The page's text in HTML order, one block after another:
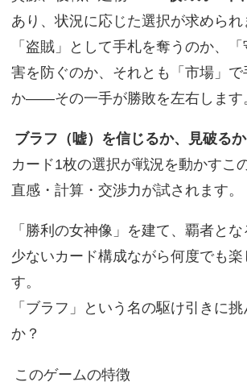
あり、状況に応じた選択が求められ
「盗賊」として手札を奪うのか、
害を防ぐのか、それとも「市場」
か——その一手が勝敗を左右します
ブラフ（嘘）を信じるか、見破るか
カード1枚の選択が戦況を動かすこ
直感・計算・交渉力が試されます。
「勝利の女神像」を建て、覇者とな
少ないカード構成ながら何度でも
す。
「ブラフ」という名の駆け引きに
か？
このゲームの特徴